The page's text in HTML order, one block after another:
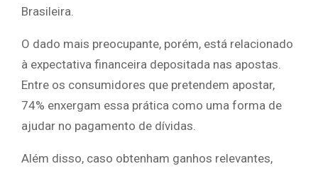
Brasileira.
O dado mais preocupante, porém, está relacionado
à expectativa financeira depositada nas apostas.
Entre os consumidores que pretendem apostar,
74% enxergam essa prática como uma forma de
ajudar no pagamento de dívidas.
Além disso, caso obtenham ganhos relevantes,